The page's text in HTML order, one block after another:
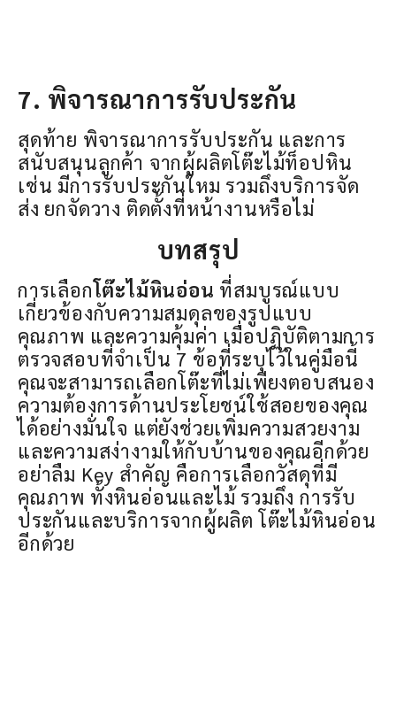
7. พิจารณาการรับประกัน
สุดท้าย พิจารณาการรับประกัน และการ
สนับสนุนลูกค้า จากผู้ผลิตโต๊ะไม้ท็อปหิน
เช่น มีการรับประกันใหม รวมถึงบริการจัด
ส่ง ยกจัดวาง ติดตั้งที่หน้างานหรือไม่
บทสรุป
การเลือกโต๊ะไม้หินอ่อน ที่สมบูรณ์แบบ
เกี่ยวข้องกับความสมดุลของรูปแบบ
คุณภาพ และความคุ้มค่า เมื่อปฏิบัติตามการ
ตรวจสอบที่จำเป็น 7 ข้อที่ระบุไว้ในคู่มือนี้
คุณจะสามารถเลือกโต๊ะที่ไม่เพียงตอบสนอง
ความต้องการด้านประโยชน์ใช้สอยของคุณ
ได้อย่างมั่นใจ แต่ยังช่วยเพิ่มความสวยงาม
และความสง่างามให้กับบ้านของคุณอีกด้วย
อย่าลืม Key สำคัญ คือการเลือกวัสดุที่มี
คุณภาพ ทั้งหินอ่อนและไม้ รวมถึง การรับ
ประกันและบริการจากผู้ผลิต โต๊ะไม้หินอ่อน
อีกด้วย